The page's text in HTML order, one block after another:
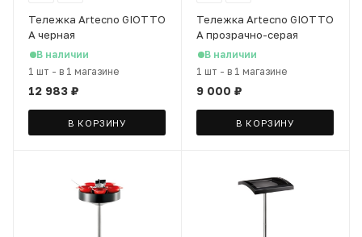
Тележка Artecno GIOTTO
A черная
В наличии
1 шт - в 1 магазине
12 983 ₽
В КОРЗИНУ
Тележка Artecno GIOTTO
A прозрачно-серая
В наличии
1 шт - в 1 магазине
9 000 ₽
В КОРЗИНУ